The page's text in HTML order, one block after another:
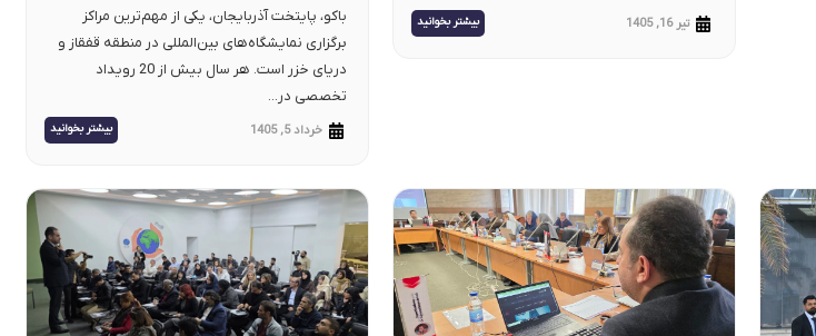
تیر 16, 1405 بیشتر بخوانید
2026 | تقویم کامل + راهنمای شرکت در
نمایشگاه‌ها
باکو، پایتخت آذربایجان، یکی از مهم‌ترین مراکز
برگزاری نمایشگاه‌های بین‌المللی در منطقه قفقاز و
دریای خزر است. هر سال بیش از 20 رویداد
تخصصی در...
خرداد 5, 1405 بیشتر بخوانید